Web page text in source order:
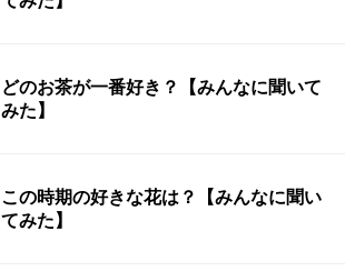
どのお茶が一番好き？【みんなに聞いて
みた】
この時期の好きな花は？【みんなに聞い
てみた】